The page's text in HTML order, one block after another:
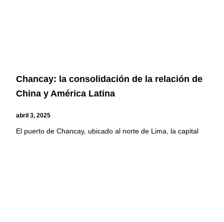
Chancay: la consolidación de la relación de
China y América Latina
abril 3, 2025
El puerto de Chancay, ubicado al norte de Lima, la capital